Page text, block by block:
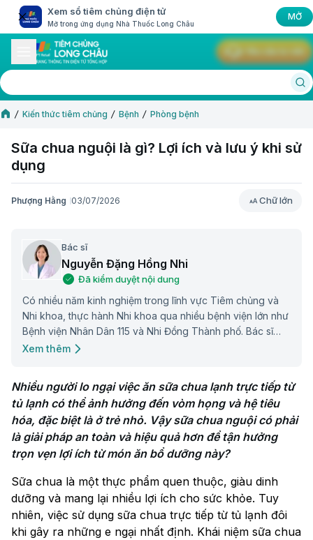
Xem sổ tiêm chủng điện tử
Mở trong ứng dụng Nhà Thuốc Long Châu
MỞ
Kiến thức tiêm chủng Bệnh Phòng bệnh
Sữa chua nguội là gì? Lợi ích và lưu ý khi sử
dụng
Phượng Hằng 03/07/2026 Chữ lớn
Bác sĩ
Nguyễn Đặng Hồng Nhi
Đã kiểm duyệt nội dung
Có nhiều năm kinh nghiệm trong lĩnh vực Tiêm chủng và
Nhi khoa, thực hành Nhi khoa qua nhiều bệnh viện lớn như
Bệnh viện Nhân Dân 115 và Nhi Đồng Thành phố. Bác sĩ
luôn liên tục cập nhật và trau dồi chuyên môn để mang
Xem thêm
Nhiều người lo ngại việc ăn sữa chua lạnh trực tiếp từ
tủ lạnh có thể ảnh hưởng đến vòm họng và hệ tiêu
hóa, đặc biệt là ở trẻ nhỏ. Vậy sữa chua nguội có phải
là giải pháp an toàn và hiệu quả hơn để tận hưởng
trọn vẹn lợi ích từ món ăn bổ dưỡng này?
Sữa chua là một thực phẩm quen thuộc, giàu dinh
dưỡng và mang lại nhiều lợi ích cho sức khỏe. Tuy
nhiên, việc sử dụng sữa chua trực tiếp từ tủ lạnh đôi
khi gây ra những e ngại nhất định. Khái niệm sữa chua